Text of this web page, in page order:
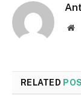
RELATED